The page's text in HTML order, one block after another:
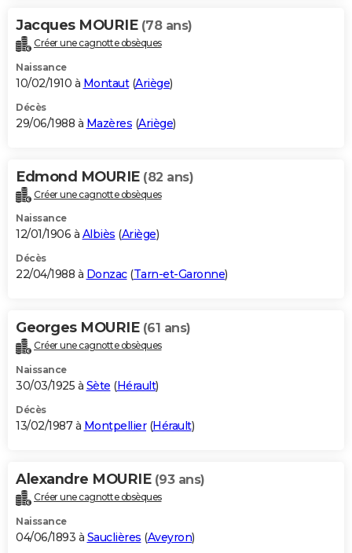
Jacques MOURIE (78 ans)
Créer une cagnotte obsèques
Naissance
10/02/1910 à Montaut(Ariège)
Décès
29/06/1988 à Mazères (Ariège)
Edmond MOURIE (82 ans)
Créer une cagnotte obsèques
Naissance
12/01/1906 à Albiès (Ariège)
Décès
22/04/1988 à Donzac(Tarn-et-Garonne)
Georges MOURIE (61 ans)
Créer une cagnotte obsèques
Naissance
30/03/1925 à Sète (Hérault)
Décès
13/02/1987 à Montpellier(Hérault)
Alexandre MOURIE (93 ans)
Créer une cagnotte obsèques
Naissance
04/06/1893 à Sauclières (Aveyron)